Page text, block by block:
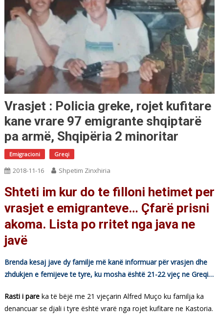
Vrasjet : Policia greke, rojet kufitare
kane vrare 97 emigrante shqiptarë
pa armë, Shqipëria 2 minoritar
Emigracioni Greqi
2018-11-16 Shpetim Zinxhiria
Shteti im kur do te filloni hetimet per
vrasjet e emigranteve… Çfarë prisni
akoma. Lista po rritet nga java ne
javë
Brenda kesaj jave dy familje më kanë informuar për vrasjen dhe
zhdukjen e femijeve te tyre, ku mosha është 21-22 vjeç ne Greqi…
Rasti i pareka të bëjë me 21 vjeçarin Alfred Muço ku familja ka
denancuar se djali i tyre është vrarë nga rojet kufitare ne Kastoria.